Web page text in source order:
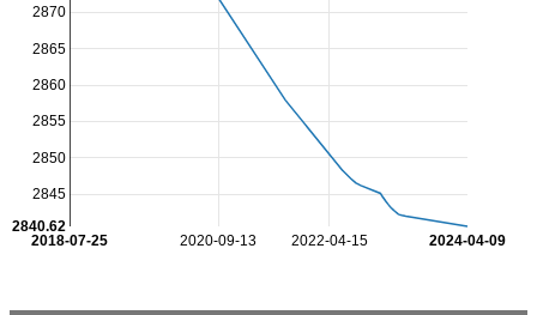
2020-09-13 2022-04-15
2018-07-25 2024-04-09
2845
2850
2855
2860
2865
2870
2840.62